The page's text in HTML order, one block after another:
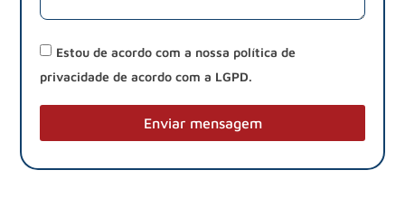
Estou de acordo com a nossa política de
privacidade de acordo com a LGPD.
Enviar mensagem